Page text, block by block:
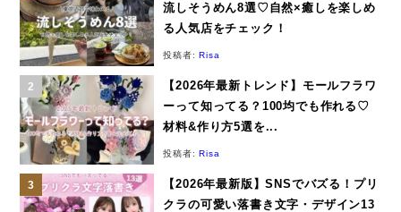
流しそうめん8選♡自然×癒しを楽しめ
る人気店をチェック！
投稿者: Risa
【2026年最新トレンド】モールフラワ
ーって知ってる？100均でも作れる♡
材料&作り方5選を...
投稿者: Risa
【2026年最新版】SNSでバズる！プリ
クラの可愛い落書き文字・デザイン13